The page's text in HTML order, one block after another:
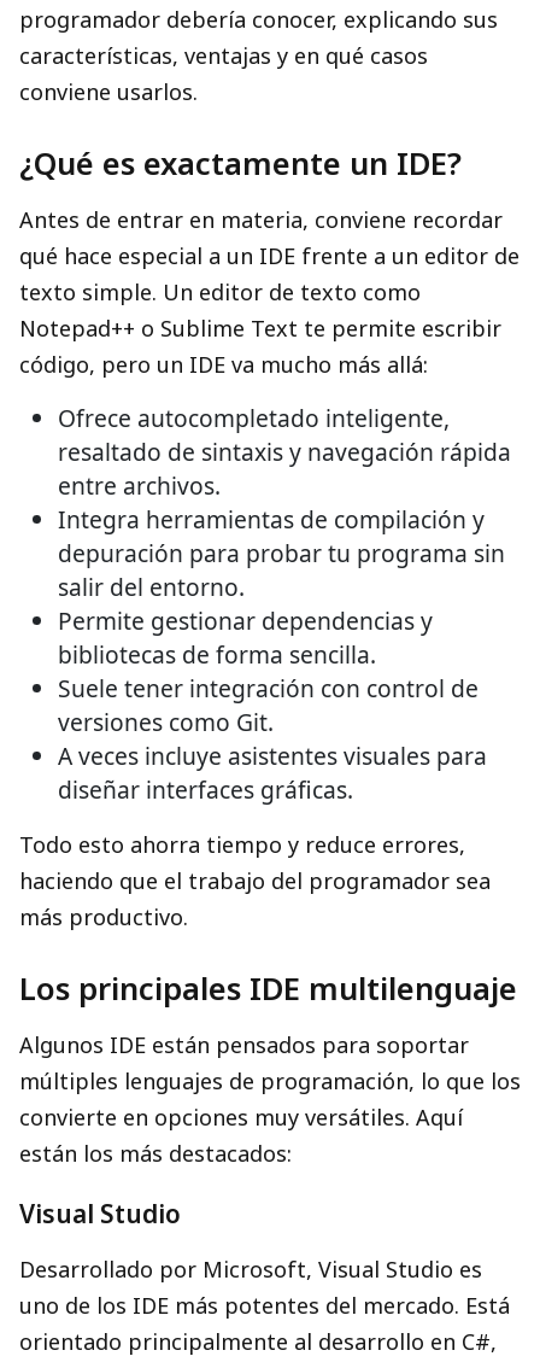
programador debería conocer, explicando sus
características, ventajas y en qué casos
conviene usarlos.
¿Qué es exactamente un IDE?
Antes de entrar en materia, conviene recordar
qué hace especial a un IDE frente a un editor de
texto simple. Un editor de texto como
Notepad++ o Sublime Text te permite escribir
código, pero un IDE va mucho más allá:
Ofrece autocompletado inteligente,
resaltado de sintaxis y navegación rápida
entre archivos.
Integra herramientas de compilación y
depuración para probar tu programa sin
salir del entorno.
Permite gestionar dependencias y
bibliotecas de forma sencilla.
Suele tener integración con control de
versiones como Git.
A veces incluye asistentes visuales para
diseñar interfaces gráficas.
Todo esto ahorra tiempo y reduce errores,
haciendo que el trabajo del programador sea
más productivo.
Los principales IDE multilenguaje
Algunos IDE están pensados para soportar
múltiples lenguajes de programación, lo que los
convierte en opciones muy versátiles. Aquí
están los más destacados:
Visual Studio
Desarrollado por Microsoft, Visual Studio es
uno de los IDE más potentes del mercado. Está
orientado principalmente al desarrollo en C#,